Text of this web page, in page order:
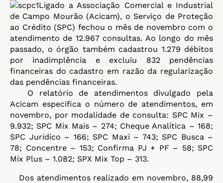
Ligado a Associação Comercial e Industrial
de Campo Mourão (Acicam), o Serviço de Proteção
ao Crédito (SPC) fechou o mês de novembro com o
atendimento de 12.967 consultas. Ao longo do mês
passado, o órgão também cadastrou 1.279 débitos
por inadimplência e excluiu 832 pendências
financeiras do cadastro em razão da regularização
das pendências financeiras.
O relatório de atendimentos divulgado pela
Acicam especifica o número de atendimentos, em
novembro, por modalidade de consulta: SPC Mix –
9.932; SPC Mix Mais – 274; Cheque Analítica – 168;
SPC Jurídico – 166; SPC Maxi – 743; SPC Busca –
78; Concentre – 153; Confirma PJ + PF – 58; SPC
Mix Plus – 1.082; SPX Mix Top – 313.
Dos atendimentos realizado em novembro, 88,99